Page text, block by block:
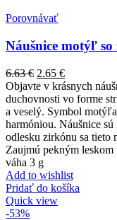
Porovnávať
Náušnice motýľ
6.63€ 2.65 €
Objavte v krásnych
duchovnosti vo forme
a veselý. Symbol
harmóniou. Náušnice
odlesku zirkónu sa tieto
Zaujmú pekným
váha 3 g
Add to wishlist
Pridať do košíka
Quick view
-53%